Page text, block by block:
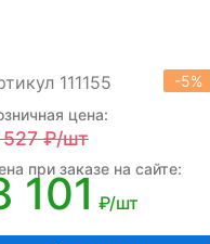
111155
-5%
цена:
₽/шт
при заказе на сайте:
101 ₽/шт